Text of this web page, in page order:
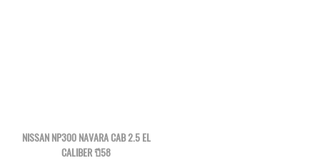
NISSAN NP300 NAVARA CAB 2.5 EL
CALIBER ปี58